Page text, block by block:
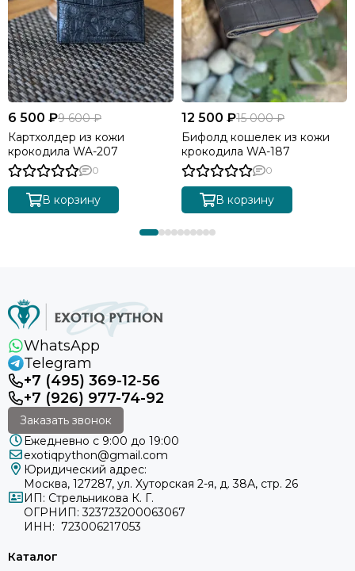
6 500 ₽9 600 ₽
Картхолдер из кожи
крокодила WA-207
0
В корзину
12 500 ₽15 000 ₽
Бифолд кошелек из кожи
крокодила WA-187
0
В корзину
WhatsApp
Telegram
+7 (495) 369-12-56
+7 (926) 977-74-92
Заказать звонок
Ежедневно с 9:00 до 19:00
exotiqpython@gmail.com
Юридический адрес:
Москва, 127287, ул. Хуторская 2-я, д. 38А, стр. 26
ИП: Стрельникова К. Г.
ОГРНИП: 323723200063067
ИНН: 723006217053
Каталог